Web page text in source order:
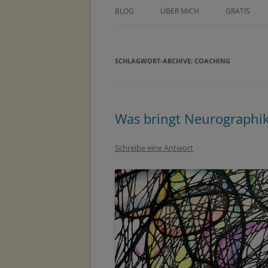
BLOG ÜBER MICH
PRESSE
GRATIS
SCHLAGWORT-ARCHIVE: COACHING
Was bringt
Schreibe eine Antwort